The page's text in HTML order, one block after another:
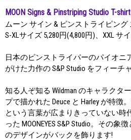
MOON Signs & Pinstriping Studio T-shirt
ムーン サイン & ピンストライピング
S-XLサイズ 5,280円(4,800円)、XXL サ
日本のピンストライパーのパイオニ
がけた力作の S&P Studio をフィーチ
知る人ぞ知る Wildman のキャラクタ
プで描かれた Deuce と Harley が特徴
という言葉が広まりきっていない時
った MOONEYES S&P Studio。その
のデザインがバックを飾ります!